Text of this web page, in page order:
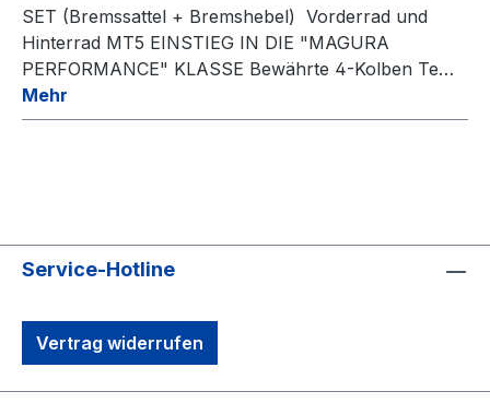
SET (Bremssattel + Bremshebel) Vorderrad und
Hinterrad MT5 EINSTIEG IN DIE "MAGURA
PERFORMANCE" KLASSE Bewährte 4-Kolben Te…
Mehr
Service-Hotline
Vertrag widerrufen